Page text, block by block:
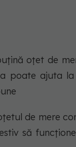
oțet de
poate ajuta
de mere
să